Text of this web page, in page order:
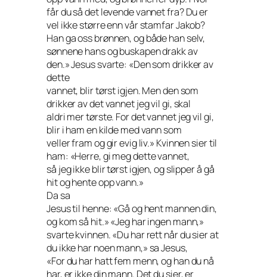
får du så det levende vannet fra? Du er
vel ikke større enn vår stamfar Jakob?
Han ga oss brønnen, og både han selv,
sønnene hans og buskapen drakk av
den.» Jesus svarte: «Den som drikker av
dette
vannet, blir tørst igjen. Men den som
drikker av det vannet jeg vil gi, skal
aldri mer tørste. For det vannet jeg vil gi,
blir i ham en kilde med vann som
veller fram og gir evig liv.» Kvinnen sier til
ham: «Herre, gi meg dette vannet,
så jeg ikke blir tørst igjen, og slipper å gå
hit og hente opp vann.»
Da sa
Jesus til henne: «Gå og hent mannen din,
og kom så hit.» «Jeg har ingen mann,»
svarte kvinnen. «Du har rett når du sier at
du ikke har noen mann,» sa Jesus,
«For du har hatt fem menn, og han du nå
har, er ikke din mann. Det du sier, er